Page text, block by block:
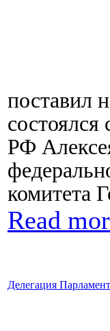
поставил
РФ
комитета
Read
Делегация